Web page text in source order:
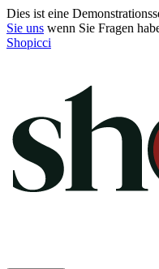
Dies ist eine
Sie uns wenn Sie Fragen
Shopicci